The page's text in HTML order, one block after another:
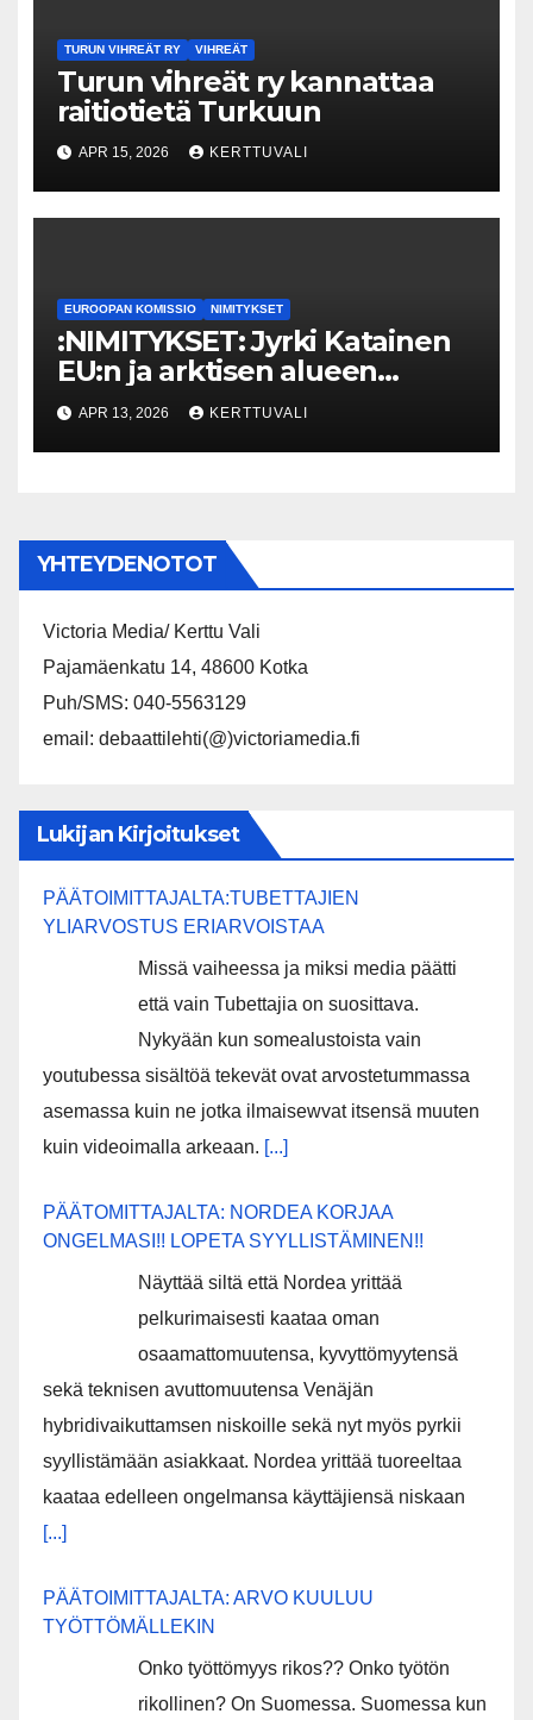
TURUN VIHREÄT RY VIHREÄT
Turun vihreät ry kannattaa
raitiotietä Turkuun
APR 15, 2026 KERTTUVALI
EUROOPAN KOMISSIO NIMITYKSET
:NIMITYKSET: Jyrki Katainen
EU:n ja arktisen alueen
erityisneuvonantajaksi
APR 13, 2026 KERTTUVALI
YHTEYDENOTOT
Victoria Media/ Kerttu Vali
Pajamäenkatu 14, 48600 Kotka
Puh/SMS: 040-5563129
email: debaattilehti(@)victoriamedia.fi
Lukijan Kirjoitukset
PÄÄTOIMITTAJALTA:TUBETTAJIEN
YLIARVOSTUS ERIARVOISTAA
Missä vaiheessa ja miksi media päätti
että vain Tubettajia on suosittava.
Nykyään kun somealustoista vain
youtubessa sisältöä tekevät ovat arvostetummassa
asemassa kuin ne jotka ilmaisewvat itsensä muuten
kuin videoimalla arkeaan. [...]
PÄÄTOMITTAJALTA: NORDEA KORJAA
ONGELMASI!! LOPETA SYYLLISTÄMINEN!!
Näyttää siltä että Nordea yrittää
pelkurimaisesti kaataa oman
osaamattomuutensa, kyvyttömyytensä
sekä teknisen avuttomuutensa Venäjän
hybridivaikuttamsen niskoille sekä nyt myös pyrkii
syyllistämään asiakkaat. Nordea yrittää tuoreeltaa
kaataa edelleen ongelmansa käyttäjiensä niskaan
[...]
PÄÄTOIMITTAJALTA: ARVO KUULUU
TYÖTTÖMÄLLEKIN
Onko työttömyys rikos?? Onko työtön
rikollinen? On Suomessa. Suomessa kun